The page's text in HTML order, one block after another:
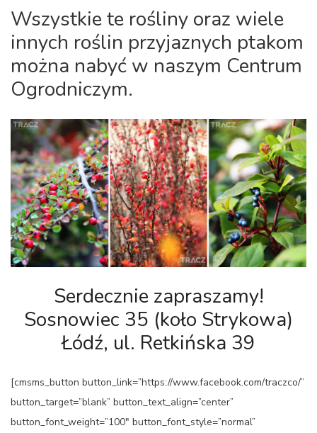
Wszystkie te rośliny oraz wiele
innych roślin przyjaznych ptakom
można nabyć w naszym Centrum
Ogrodniczym.
Serdecznie zapraszamy!
Sosnowiec 35 (koło Strykowa)
Łódź, ul. Retkińska 39
[cmsms_button button_link=”https://www.facebook.com/traczco/”
button_target=”blank” button_text_align=”center”
button_font_weight=”100″ button_font_style=”normal”